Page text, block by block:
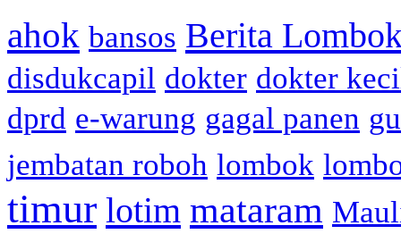
ahok bansos Berita
disdukcapil dokter dokter
dprd e-warung gagal panen
jembatan roboh lombok
timur lotim mataram